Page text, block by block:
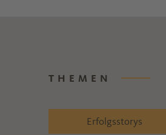
THEMEN
Erfolgsstorys